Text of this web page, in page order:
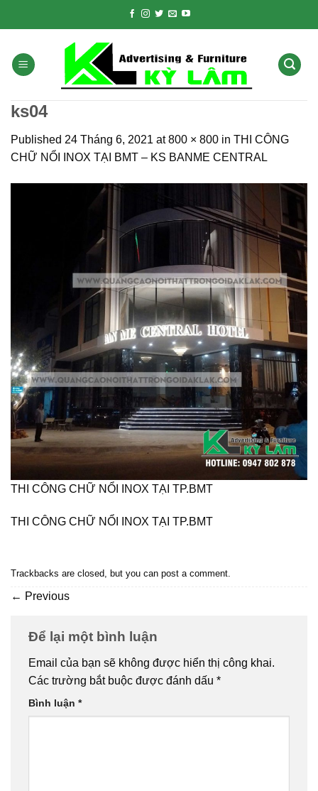
ks04
Published 24 Tháng 6, 2021 at800 × 800 in THI CÔNG
CHỮ NỔI INOX TẠI BMT – KS BANME CENTRAL
THI CÔNG CHỮ NỔI INOX TẠI TP.BMT
THI CÔNG CHỮ NỔI INOX TẠI TP.BMT
Trackbacks are closed, but you can post a comment
← Previous
Để lại một bình luận
Email của bạn sẽ không được hiển thị công khai.
Các trường bắt buộc được đánh dấu *
Bình luận *